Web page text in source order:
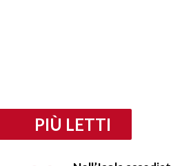
PIÙ LETTI